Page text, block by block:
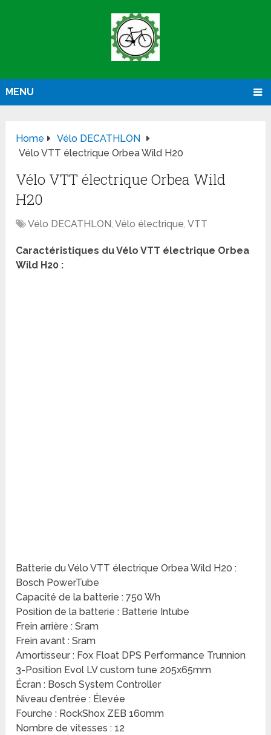
MENU
Home
Vélo DECATHLON
Vélo VTT électrique Orbea Wild H20
Vélo VTT électrique Orbea Wild
H20
Vélo DECATHLON,Vélo électrique,VTT
Caractéristiques du Vélo VTT électrique Orbea
Wild H20 :
Batterie du Vélo VTT électrique Orbea Wild H20 :
Bosch PowerTube
Capacité de la batterie : 750 Wh
Position de la batterie : Batterie Intube
Frein arrière : Sram
Frein avant : Sram
Amortisseur : Fox Float DPS Performance Trunnion
3-Position Evol LV custom tune 205x65mm
Écran : Bosch System Controller
Niveau d’entrée : Élevée
Fourche : RockShox ZEB 160mm
Nombre de vitesses : 12